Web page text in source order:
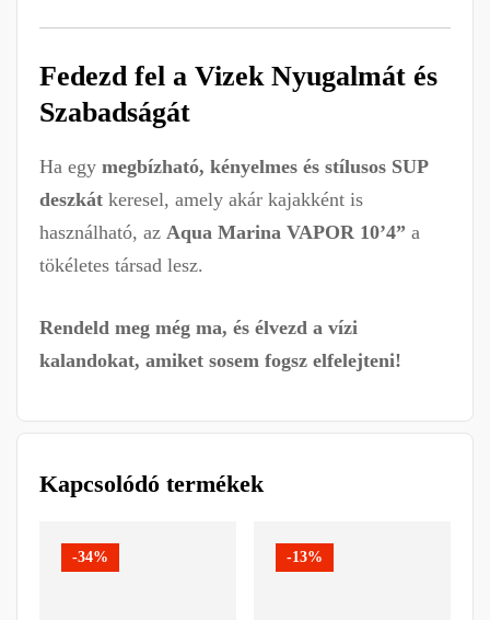
Fedezd fel a Vizek Nyugalmát és
Szabadságát
Ha egy megbízható, kényelmes és stílusos SUP
deszkát keresel, amely akár kajakként is
használható, az Aqua Marina VAPOR 10’4” a
tökéletes társad lesz.
Rendeld meg még ma, és élvezd a vízi
kalandokat, amiket sosem fogsz elfelejteni!
Kapcsolódó termékek
-34% -13%